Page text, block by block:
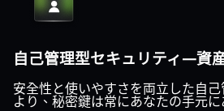
自己管理型セキュリティ—資
安全性と使いやすさを両立した自
より、秘密鍵は常にあなたの手元